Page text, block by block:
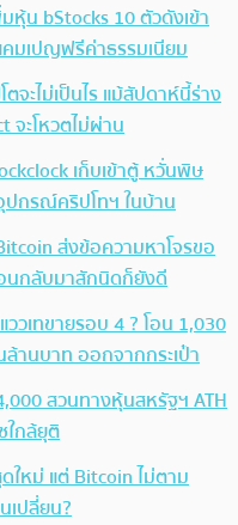
หุ้น bStocks 10 ตัวดังเข้า
มเปญฟรีค่าธรรมเนียม
จะไม่เป็นไร แม้สัปดาห์นี้ร่าง
จะโหวตไม่ผ่าน
เก็บเข้าตู้ หวั่นพิษ
กรณ์คริปโทฯ ในบ้าน
ส่งข้อความหาโจรขอ
นกลับมาสักนิดก็ยังดี
วเทขายรอบ 4 ? โอน 1,030
านบาท ออกจากกระเป๋า
สวนทางหุ้นสหรัฐฯ ATH
กล้ยุติ
ใหม่ แต่ Bitcoin ไม่ตาม
เปลี่ยน?